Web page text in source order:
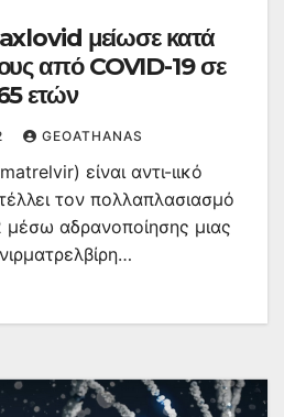
μείωσε κατά
από COVID-19 σε
ετών
GEOATHANAS
είναι αντι-ιικό
τον πολλαπλασιασμό
μέσω αδρανοποίησης μιας